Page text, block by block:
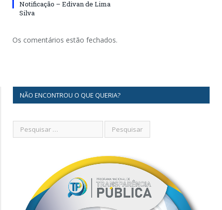
Notificação – Edivan de Lima
Silva
Os comentários estão fechados.
NÃO ENCONTROU O QUE QUERIA?